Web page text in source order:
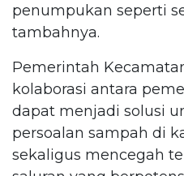
penumpukan seperti
tambahnya.
Pemerintah
kolaborasi antara
dapat menjadi solusi
persoalan sampah di
sekaligus mencegah